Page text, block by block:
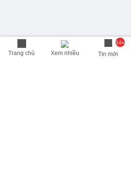
Trang chủ Xem nhiều
14+
Tin mới